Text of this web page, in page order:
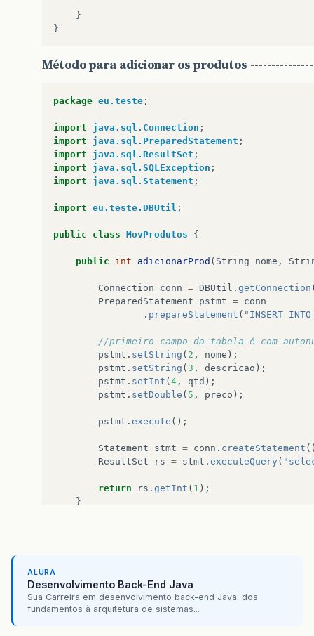
}
}
Método para adicionar os produtos
package eu.teste ;
import java.sql.Connection ;
import
java.sql.PreparedStatement ;
import
java.sql.ResultSet ;
import
java.sql.SQLException ;
import
java.sql.Statement ;
import eu.teste.DBUtil ;
public class MovProdutos {
public int adicionarProd ( String nome ,
Connection conn = DBUtil . getConnection
PreparedStatement
pstmt = conn
. prepareStatement ( "INSERT INTO
//primeiro campo da tabela é com
pstmt . setString ( 2 , nome );
pstmt . setString ( 3 , descricao );
pstmt . setInt ( 4 , qtd );
pstmt . setDouble ( 5 , preco );
pstmt . execute ();
Statement stmt = conn . createStatement
ResultSet
rs = stmt . executeQuery (
return rs . getInt ( 1 );
}
ALURA
Desenvolvimento Back-End Java
Sua Carreira em desenvolvimento back-end Java: dos
fundamentos à arquitetura de sistemas...